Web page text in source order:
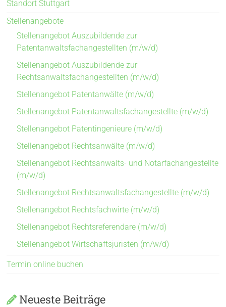
Standort Stuttgart
Stellenangebote
Stellenangebot Auszubildende zur
Patentanwaltsfachangestellten (m/w/d)
Stellenangebot Auszubildende zur
Rechtsanwaltsfachangestellten (m/w/d)
Stellenangebot Patentanwälte (m/w/d)
Stellenangebot Patentanwaltsfachangestellte (m/w/d)
Stellenangebot Patentingenieure (m/w/d)
Stellenangebot Rechtsanwälte (m/w/d)
Stellenangebot Rechtsanwalts- und Notarfachangestellte
(m/w/d)
Stellenangebot Rechtsanwaltsfachangestellte (m/w/d)
Stellenangebot Rechtsfachwirte (m/w/d)
Stellenangebot Rechtsreferendare (m/w/d)
Stellenangebot Wirtschaftsjuristen (m/w/d)
Termin online buchen
Neueste Beiträge